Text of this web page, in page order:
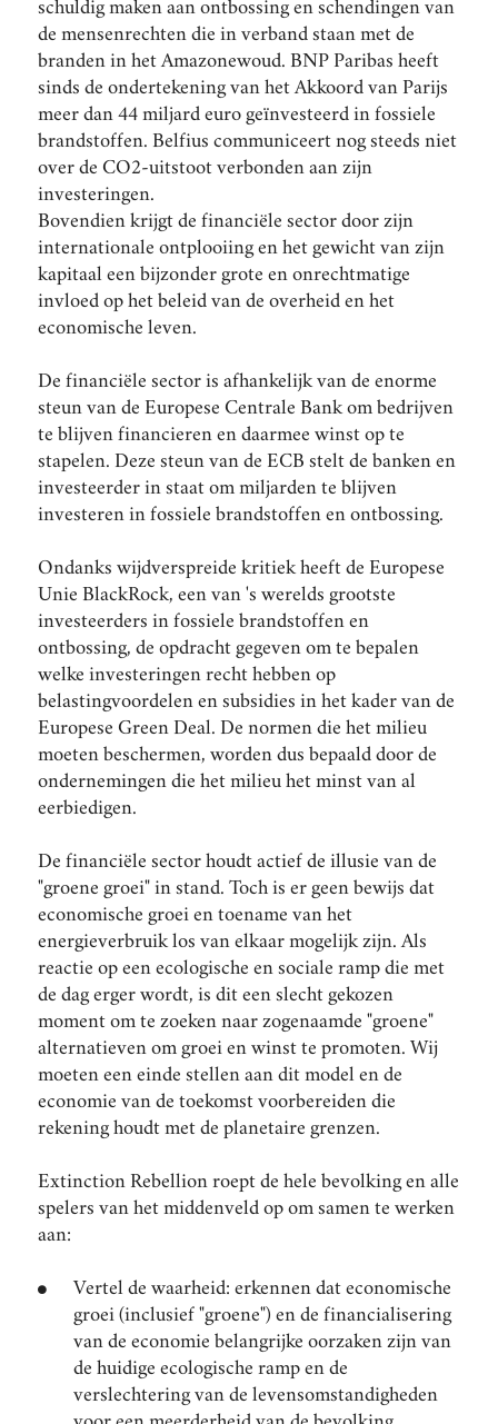
schuldig maken aan ontbossing en schendingen van
de mensenrechten die in verband staan met de
branden in het Amazonewoud. BNP Paribas heeft
sinds de ondertekening van het Akkoord van Parijs
meer dan 44 miljard euro geïnvesteerd in fossiele
brandstoffen. Belfius communiceert nog steeds niet
over de CO2-uitstoot verbonden aan zijn
investeringen.
Bovendien krijgt de financiële sector door zijn
internationale ontplooiing en het gewicht van zijn
kapitaal een bijzonder grote en onrechtmatige
invloed op het beleid van de overheid en het
economische leven.
De financiële sector is afhankelijk van de enorme
steun van de Europese Centrale Bank om bedrijven
te blijven financieren en daarmee winst op te
stapelen. Deze steun van de ECB stelt de banken en
investeerder in staat om miljarden te blijven
investeren in fossiele brandstoffen en ontbossing.
Ondanks wijdverspreide kritiek heeft de Europese
Unie BlackRock, een van 's werelds grootste
investeerders in fossiele brandstoffen en
ontbossing, de opdracht gegeven om te bepalen
welke investeringen recht hebben op
belastingvoordelen en subsidies in het kader van de
Europese Green Deal. De normen die het milieu
moeten beschermen, worden dus bepaald door de
ondernemingen die het milieu het minst van al
eerbiedigen.
De financiële sector houdt actief de illusie van de
"groene groei" in stand. Toch is er geen bewijs dat
economische groei en toename van het
energieverbruik los van elkaar mogelijk zijn. Als
reactie op een ecologische en sociale ramp die met
de dag erger wordt, is dit een slecht gekozen
moment om te zoeken naar zogenaamde "groene"
alternatieven om groei en winst te promoten. Wij
moeten een einde stellen aan dit model en de
economie van de toekomst voorbereiden die
rekening houdt met de planetaire grenzen.
Extinction Rebellion roept de hele bevolking en alle
spelers van het middenveld op om samen te werken
aan:
Vertel de waarheid: erkennen dat economische
groei (inclusief "groene") en de financialisering
van de economie belangrijke oorzaken zijn van
de huidige ecologische ramp en de
verslechtering van de levensomstandigheden